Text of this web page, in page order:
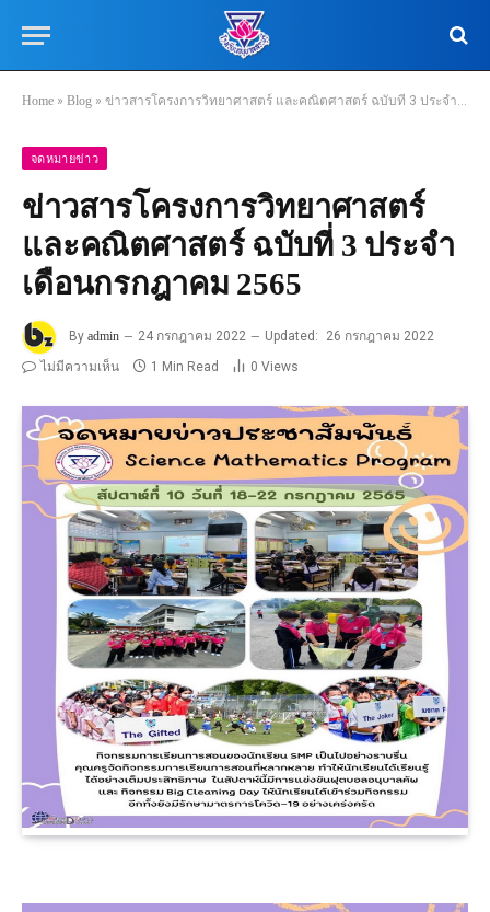
Home » Blog » ข่าวสารโครงการวิทยาศาสตร์ และคณิตศาสตร์ ฉบับที่ 3 ประจำเดือนกรกฎาคม 2565
จดหมายข่าว
ข่าวสารโครงการวิทยาศาสตร์
และคณิตศาสตร์ ฉบับที่ 3 ประจำ
เดือนกรกฎาคม 2565
By admin 24 กรกฎาคม 2022 Updated:
26 กรกฎาคม 2022
ไม่มีความเห็น
1 Min Read 0 Views